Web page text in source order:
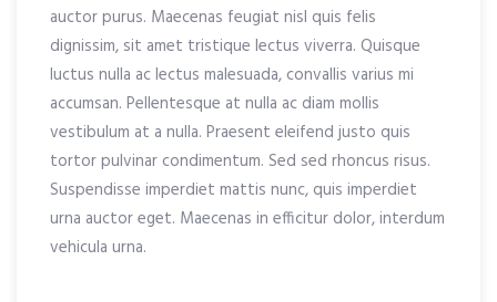
auctor purus. Maecenas feugiat nisl quis felis
dignissim, sit amet tristique lectus viverra. Quisque
luctus nulla ac lectus malesuada, convallis varius mi
accumsan. Pellentesque at nulla ac diam mollis
vestibulum at a nulla. Praesent eleifend justo quis
tortor pulvinar condimentum. Sed sed rhoncus risus.
Suspendisse imperdiet mattis nunc, quis imperdiet
urna auctor eget. Maecenas in efficitur dolor, interdum
vehicula urna.